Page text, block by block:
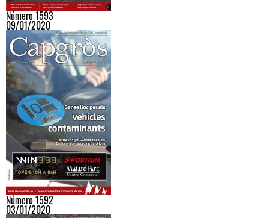
Número 1593
09/01/2020
Número 1592
03/01/2020